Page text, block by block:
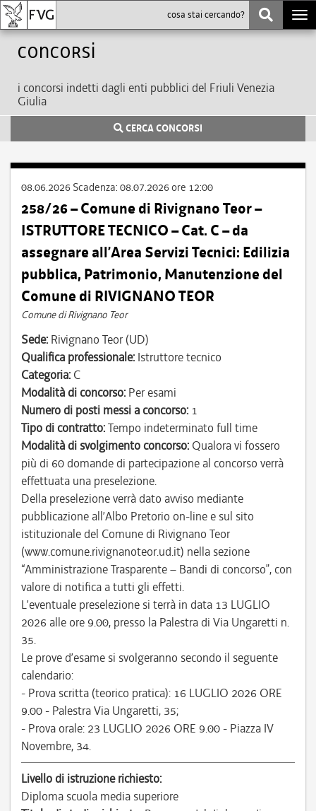
Concorsi
i concorsi indetti dagli enti pubblici del Friuli Venezia
Giulia
CERCA CONCORSI
08.06.2026 Scadenza: 08.07.2026 ore 12:00
258/26 – Comune di Rivignano Teor –
ISTRUTTORE TECNICO – Cat. C – da
assegnare all’Area Servizi Tecnici: Edilizia
pubblica, Patrimonio, Manutenzione del
Comune di RIVIGNANO TEOR
Comune di Rivignano Teor
Sede: Rivignano Teor (UD)
Qualifica professionale: Istruttore tecnico
Categoria: C
Modalità di concorso: Per esami
Numero di posti messi a concorso: 1
Tipo di contratto:Tempo indeterminato full time
Modalità di svolgimento concorso: Qualora vi fossero
più di 60 domande di partecipazione al concorso verrà
effettuata una preselezione.
Della preselezione verrà dato avviso mediante
pubblicazione all’Albo Pretorio on-line e sul sito
istituzionale del Comune di Rivignano Teor
(www.comune.rivignanoteor.ud.it) nella sezione
“Amministrazione Trasparente – Bandi di concorso”, con
valore di notifica a tutti gli effetti.
L’eventuale preselezione si terrà in data 13 LUGLIO
2026 alle ore 9.00, presso la Palestra di Via Ungaretti n.
35.
Le prove d’esame si svolgeranno secondo il seguente
calendario:
- Prova scritta (teorico pratica): 16 LUGLIO 2026 ORE
9.00 - Palestra Via Ungaretti, 35;
- Prova orale: 23 LUGLIO 2026 ORE 9.00 - Piazza IV
Novembre, 34.
Livello di istruzione richiesto:
Diploma scuola media superiore